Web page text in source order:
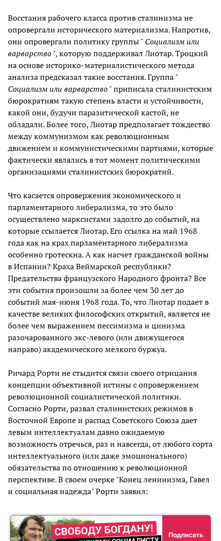
Восстания рабочего класса против сталинизма не
опровергали исторического материализма. Напротив,
они опровергали политику группы " Социализм или
варварство", которую поддерживал Лиотар. Троцкий
на основе историко-материалистического метода
анализа предсказал такие восстания. Группа "
Социализм или варварство" приписала сталинистским
бюрократиям такую степень власти и устойчивости,
какой они, будучи паразитической кастой, не
обладали. Более того, Лиотар предполагает тождество
между коммунизмом как революционным
движением и коммунистическими партиями, которые
фактически являлись в тот момент политическими
организациями сталинистских бюрократий.
Что касается опровержения экономического и
парламентарного либерализма, то это было
осуществлено марксистами задолго до событий, на
которые ссылается Лиотар. Его ссылка на май 1968
года как на крах парламентарного либерализма
особенно гротескна. А как насчет гражданской войны
в Испании? Краха Веймарской республики?
Предательства французского Народного фронта? Все
эти события произошли за более чем 30 лет до
событий мая-июня 1968 года. То, что Лиотар подает в
качестве великих философских открытий, является не
более чем выражением пессимизма и цинизма
разочарованного экс-левого (или движущегося
направо) академического мелкого буржуа.
Ричард Рорти не стыдится связи своего отрицания
концепции объективной истины с опровержением
революционной социалистической политики.
Согласно Рорти, развал сталинистских режимов в
Восточной Европе и распад Советского Союза дает
левым интеллектуалам давно ожидаемую
возможность отречься, раз и навсегда, от любого сорта
интеллектуального (или даже эмоционального)
обязательства по отношению к революционной
перспективе. В своем очерке "Конец ленинизма, Гавел
и социальная надежда" Рорти заявил: